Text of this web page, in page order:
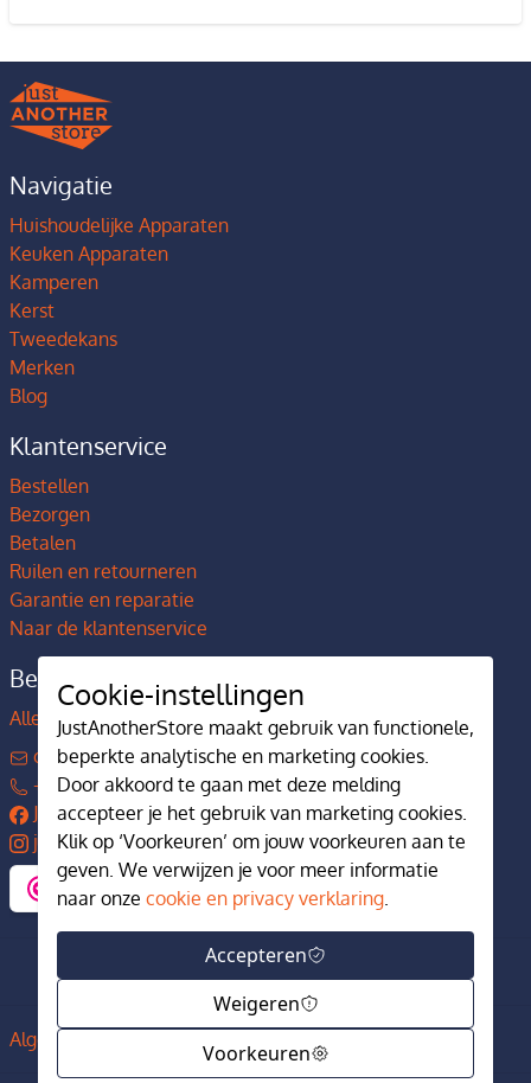
Navigatie
Huishoudelijke Apparaten
Keuken Apparaten
Kamperen
Kerst
Tweedekans
Merken
Blog
Klantenservice
Bestellen
Bezorgen
Betalen
Ruilen en retourneren
Garantie en reparatie
Naar de klantenservice
Bedrijfsgegevens
Alles over JustAnotherStore
contact@justanotherstore.nl
+31 73 644 7405
JustAnotherStore
justanotherstore.nl
Algemene voorwaarden Privacy en cookiebeleid
Cookie-instellingen
JustAnotherStore maakt gebruik van functionele,
beperkte analytische en marketing cookies.
Door akkoord te gaan met deze melding
accepteer je het gebruik van marketing cookies.
Klik op ‘Voorkeuren’ om jouw voorkeuren aan te
geven. We verwijzen je voor meer informatie
naar onze cookie en privacy verklaring.
Accepteren
Weigeren
Voorkeuren